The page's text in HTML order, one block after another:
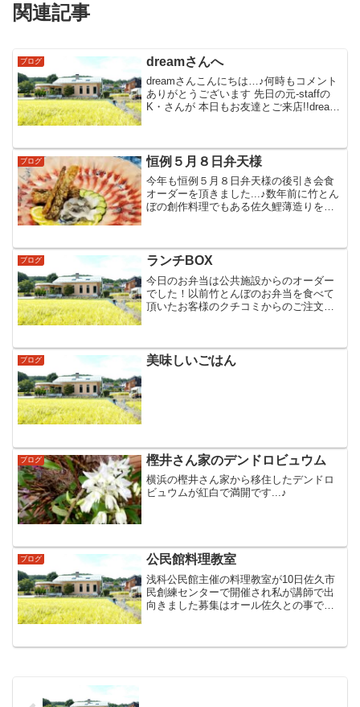
関連記事
ブログ dreamさんへ
dreamさんこんにちは…♪何時もコメント
ありがとうございます 先日の元‐staffの
K・さんが 本日もお友達とご来店!!dream
元‐staffのK・さんは体調不良...
ブログ 恒例５月８日弁天様
今年も恒例５月８日弁天様の後引き会食
オーダーを頂きました...♪︎数年前に竹とん
ぼの創作料理でもある佐久鯉薄造りをお
成りました海から一番遠い佐久市で河豚
刺と同じように鯉...
ブログ ランチBOX
今日のお弁当は公共施設からのオーダー
でした！以前竹とんぼのお弁当を食べて
頂いたお客様のクチコミからのご注文だ
な中身を見てのご褒美です...
ブログ 美味しいごはん
ブログ 樫井さん家のデンドロビュウム
横浜の樫井さん家から移住したデンドロ
ビュウムが紅白で満開です...♪
ブログ 公民館料理教室
浅科公民館主催の料理教室が10日佐久市
民創練センターで開催され私が講師で出
向きました募集はオール佐久との事で男